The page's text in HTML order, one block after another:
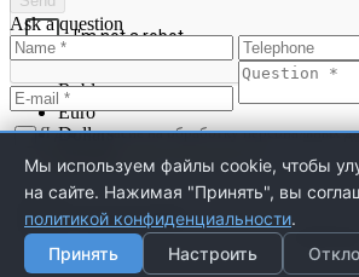
Ask a question
Я даю согласие на обработку персональных
Save search
Rubles
Euro
Dollars
Yuans
Настройки Cookie
Мы используем файлы cookie, чтобы
на сайте. Нажимая "Принять", вы
политикой конфиденциальности.
Принять
Настроить